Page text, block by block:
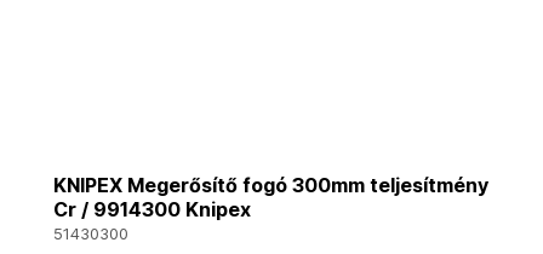
KNIPEX Megerősítő fogó 300mm teljesítmény
Cr / 9914300 Knipex
51430300